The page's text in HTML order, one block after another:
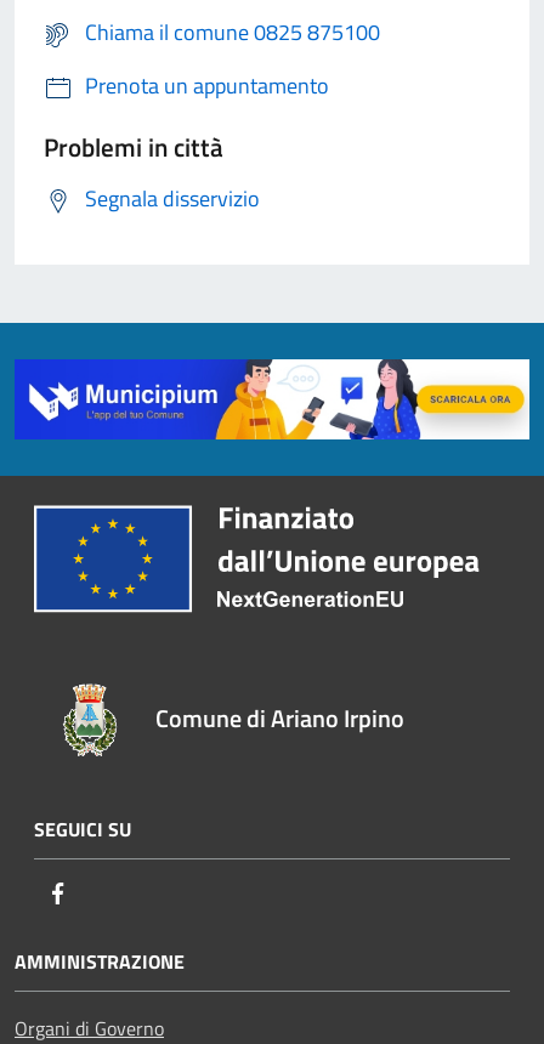
Chiama il comune 0825 875100
Prenota un appuntamento
Problemi in città
Segnala disservizio
Comune di Ariano Irpino
SEGUICI SU
AMMINISTRAZIONE
Organi di Governo